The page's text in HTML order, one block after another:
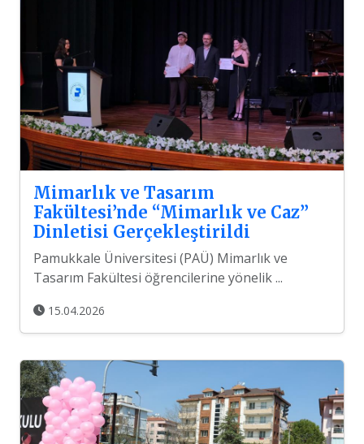
Mimarlık ve Tasarım
Fakültesi’nde “Mimarlık ve Caz”
Dinletisi Gerçekleştirildi
Pamukkale Üniversitesi (PAÜ) Mimarlık ve
Tasarım Fakültesi öğrencilerine yönelik ...
15.04.2026